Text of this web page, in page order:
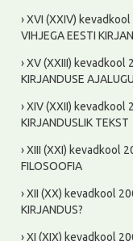
› XVI (XXIV) kevadkool
VIHJEGA EESTI
› XV (XXIII) kevadkool
KIRJANDUSE
› XIV (XXII) kevadkool
KIRJANDUSLIK TEKST
› XIII (XXI) kevadkool
FILOSOOFIA
› XII (XX) kevadkool
KIRJANDUS?
› XI (XIX) kevadkool